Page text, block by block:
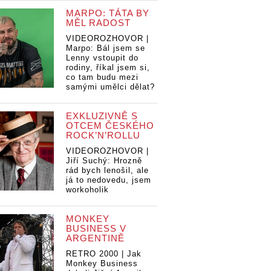
se v
PJ Harvey se v
Praze představí
MARPO: TÁTA BY
MĚL RADOST
VIDEOROZHOVOR |
Marpo: Bál jsem se
Lenny vstoupit do
rodiny, říkal jsem si,
co tam budu mezi
samými umělci dělat?
EXKLUZIVNĚ S
OTCEM ČESKÉHO
ROCK’N’ROLLU
VIDEOROZHOVOR |
Jiří Suchý: Hrozně
rád bych lenošil, ale
já to nedovedu, jsem
workoholik
MONKEY
BUSINESS V
ARGENTINĚ
RETRO 2000 | Jak
Monkey Business